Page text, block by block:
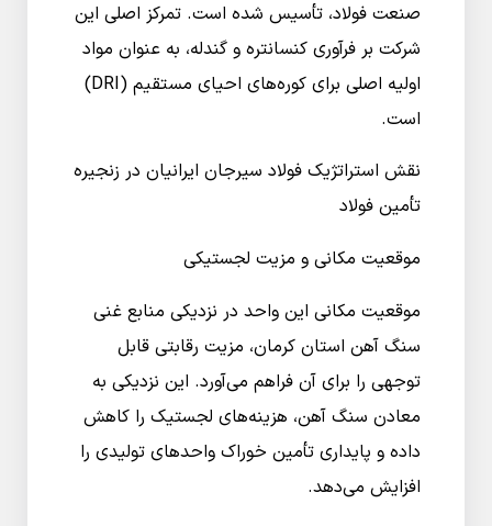
صنعت فولاد، تأسیس شده است. تمرکز اصلی این
شرکت بر فرآوری کنسانتره و گندله، به عنوان مواد
اولیه اصلی برای کوره‌های احیای مستقیم (DRI)
است.
نقش استراتژیک فولاد سیرجان ایرانیان در زنجیره
تأمین فولاد
موقعیت مکانی و مزیت لجستیکی
موقعیت مکانی این واحد در نزدیکی منابع غنی
سنگ آهن استان کرمان، مزیت رقابتی قابل
توجهی را برای آن فراهم می‌آورد. این نزدیکی به
معادن سنگ آهن، هزینه‌های لجستیک را کاهش
داده و پایداری تأمین خوراک واحدهای تولیدی را
افزایش می‌دهد.